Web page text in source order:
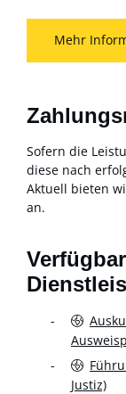
Mehr
Sofern die
diese nach
Aktuell bieten
an.
Justiz)